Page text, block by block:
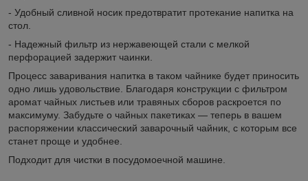
- Удобный сливной носик предотвратит протекание напитка на
стол.
- Надежный фильтр из нержавеющей стали с мелкой
перфорацией задержит чаинки.
Процесс заваривания напитка в таком чайнике будет приносить
одно лишь удовольствие. Благодаря конструкции с фильтром
аромат чайных листьев или травяных сборов раскроется по
максимуму. Забудьте о чайных пакетиках — теперь в вашем
распоряжении классический заварочный чайник, с которым все
станет проще и удобнее.
Подходит для чистки в посудомоечной машине.